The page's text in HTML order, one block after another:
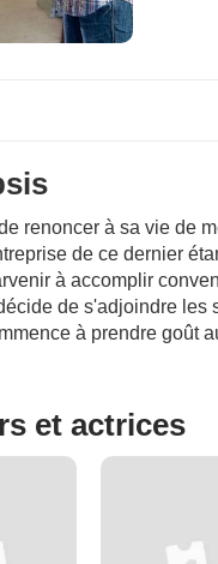
renoncer à sa vie de
de ce dernier
à accomplir
de s'adjoindre les
à prendre goût
et actrices